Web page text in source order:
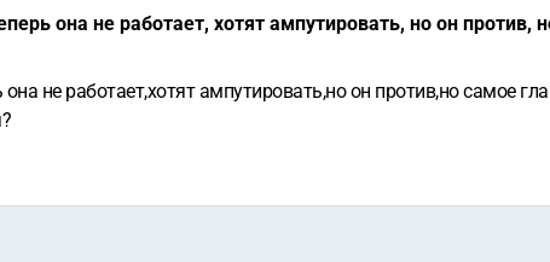
она не работает, хотят ампутировать, но он против,
не работает,хотят ампутировать,но он против,но самое